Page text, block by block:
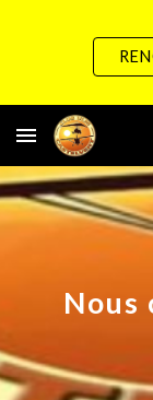
Skip to main
Nous